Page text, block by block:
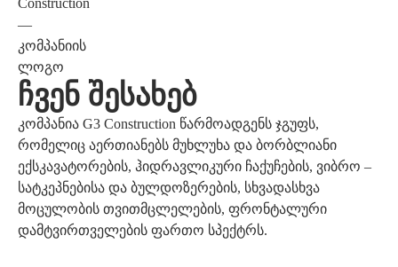
Ჩვენ Შესახებ
კომპანია G3 Construction წარმოადგენს ჯგუფს,
რომელიც აერთიანებს მუხლუხა და ბორბლიანი
ექსკავატორების, ჰიდრავლიკური ჩაქუჩების, ვიბრო –
სატკეპნებისა და ბულდოზერების, სხვადასხვა
მოცულობის თვითმცლელების, ფრონტალური
დამტვირთველების ფართო სპექტრს.